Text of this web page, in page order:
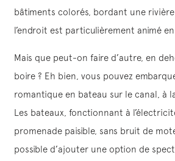
bâtiments colorés, bordant une
l’endroit est particulièrement animé
Mais que peut-on faire d’autre, en
boire ? Eh bien, vous pouvez
romantique en bateau sur le canal, à
Les bateaux, fonctionnant à
promenade paisible, sans bruit de
possible d’ajouter une option de